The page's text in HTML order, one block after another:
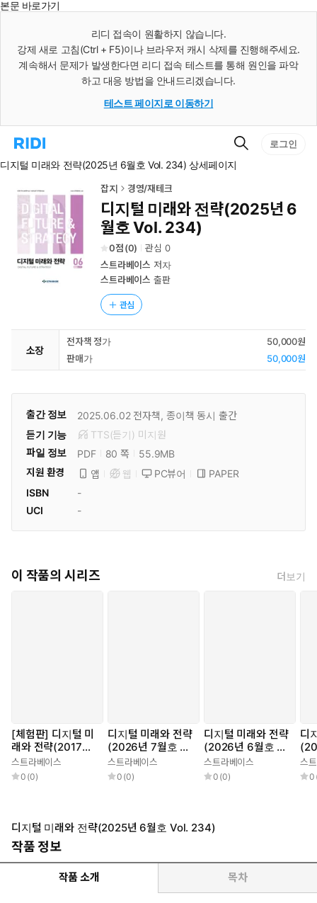
본문 바로가기
리디 접속이 원활하지 않습니다.
강제 새로 고침(Ctrl + F5)이나 브라우저 캐시 삭제를 진행해주세요.
계속해서 문제가 발생한다면 리디 접속 테스트를 통해 원인을 파악
하고 대응 방법을 안내드리겠습니다.
테스트 페이지로 이동하기
리
홈
로
이
검
색
로그인
디지털 미래와 전략(2025년 6월호 Vol. 234) 상세페이지
잡지 경영/재테크
디지털 미래와 전략(2025년 6
월호 Vol. 234)
0 (0) 관심 0
스트라베이스 저자
스트라베이스 출판
관심
소장
전자책 정가
50,000원
판매가
50,000원
출간 정보 2025.06.02 전자책, 종이책 동시 출간
듣기 기능
TTS(듣기) 미 지원
파일 정보
PDF 80 쪽
55.9MB
지원 환경
앱 웹 PC뷰어
PAPER
ISBN
-
UCI
-
이 작품의 시리즈 더보기
[체험판] 디지털 미
래와 전략(2017년
12월호 Vol.144)
스트라베이스
0 (0)
디지털 미래와 전략
(2026년 7월호 Vo
l. 247)
스트라베이스
0 (0)
디지털 미래와 전략
(2026년 6월호 Vo
l. 246)
스트라베이스
0 (0)
디
l.
스
0
디지털 미래와 전략(2025년 6월호 Vol. 234)
작품 정보
작품 소개 목차